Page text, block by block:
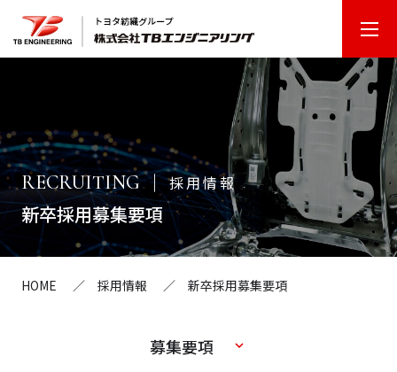
ジ
ニ
ア
リ
ン
RECRUITING 採用情報
新卒採用募集要項
HOME 採用情報 新卒採用募集要項
募集要項